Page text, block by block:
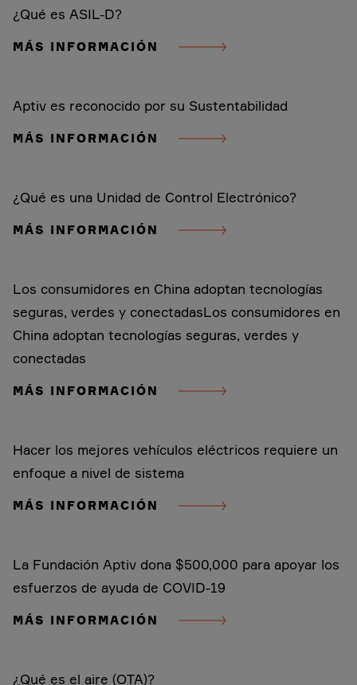
¿Qué es ASIL-D?
MÁS INFORMACIÓN
Aptiv es reconocido por su Sustentabilidad
MÁS INFORMACIÓN
¿Qué es una Unidad de Control Electrónico?
MÁS INFORMACIÓN
Los consumidores en China adoptan tecnologías
seguras, verdes y conectadasLos consumidores en
China adoptan tecnologías seguras, verdes y
conectadas
MÁS INFORMACIÓN
Hacer los mejores vehículos eléctricos requiere un
enfoque a nivel de sistema
MÁS INFORMACIÓN
La Fundación Aptiv dona $500,000 para apoyar los
esfuerzos de ayuda de COVID-19
MÁS INFORMACIÓN
¿Qué es el aire (OTA)?